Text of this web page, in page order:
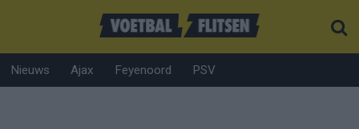
Nieuws Ajax Feyenoord PSV